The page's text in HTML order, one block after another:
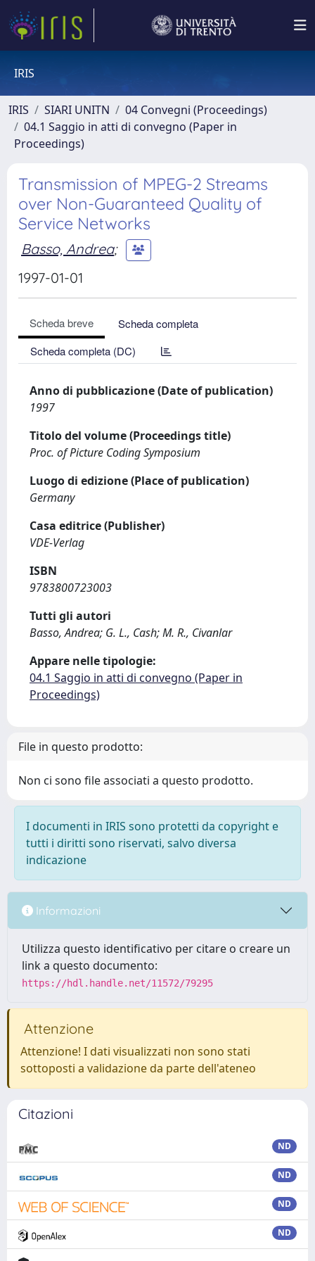
IRIS
IRIS SIARI UNITN
04 Convegni (Proceedings)
04.1 Saggio in atti di convegno (Paper in
Proceedings)
Transmission of MPEG-2 Streams
over Non-Guaranteed Quality of
Service Networks
Basso, Andrea;
1997-01-01
Scheda breve
Scheda completa
Scheda completa (DC)
Anno di pubblicazione (Date of publication)
1997
Titolo del volume (Proceedings title)
Proc. of Picture Coding Symposium
Luogo di edizione (Place of publication)
Germany
Casa editrice (Publisher)
VDE-Verlag
ISBN
9783800723003
Tutti gli autori
Basso, Andrea; G. L., Cash; M. R., Civanlar
Appare nelle tipologie:
04.1 Saggio in atti di convegno (Paper in
Proceedings)
File in questo prodotto:
Non ci sono file associati a questo prodotto.
I documenti in IRIS sono protetti da copyright e
tutti i diritti sono riservati, salvo diversa
indicazione
Informazioni
Utilizza questo identificativo per citare o creare un
link a questo documento:
https://hdl.handle.net/11572/79295
Attenzione
Attenzione! I dati visualizzati non sono stati
sottoposti a validazione da parte dell'ateneo
Citazioni
ND
ND
ND
ND